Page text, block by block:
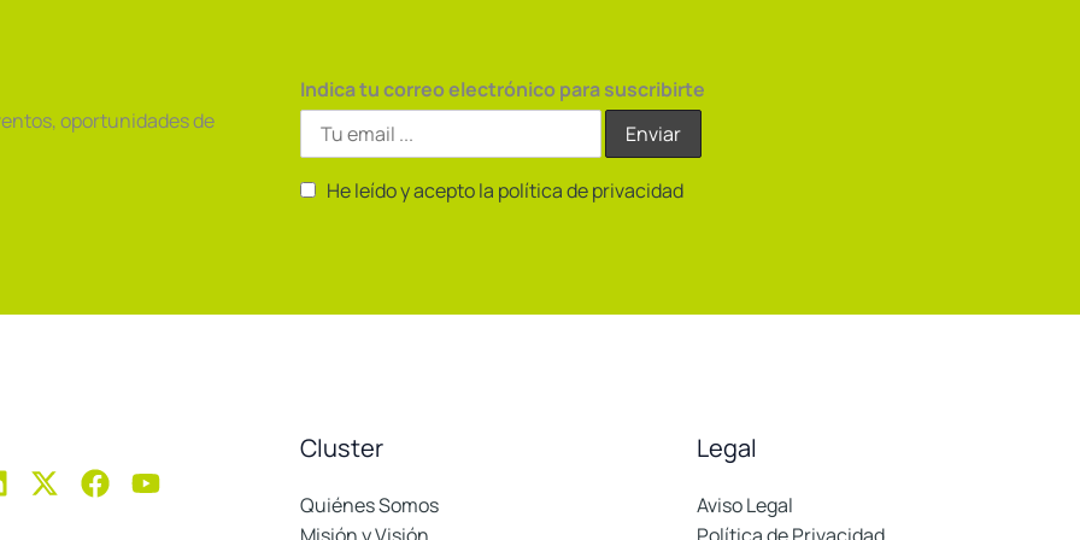
oportunidades de
Indica tu correo electrónico para suscribirte
He leído y acepto la política de privacidad
Cluster
Quiénes Somos
Legal
Aviso Legal